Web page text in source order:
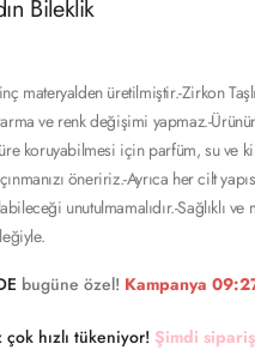
Bileklik
materyalden üretilmiştir.-Zirkon
ve renk değişimi yapmaz.-
koruyabilmesi için parfüm, su ve
öneririz.-Ayrıca her cilt
unutulmamalıdır.-Sağlıklı ve
bugüne özel! Kampanya
çok hızlı tükeniyor! Şimdi